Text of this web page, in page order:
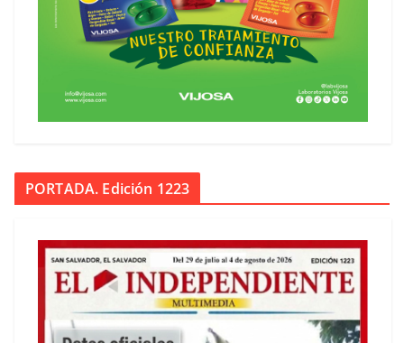
PORTADA. Edición 1223